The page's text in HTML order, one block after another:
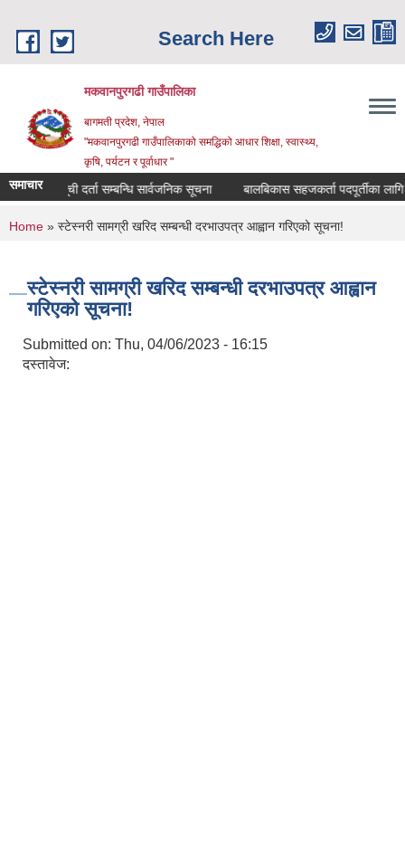
Search Here
मकवानपुरगढी गाउँपालिका
बागमती प्रदेश, नेपाल
"मकवानपुरगढी गाउँपालिकाको समद्धिको आधार शिक्षा, स्‍वास्‍थ्‍य,
कृषि, पर्यटन र पूर्वाधार "
समाचारसूची दर्ता सम्बन्धि सार्वजनिक सूचना बालबिकास सहजकर्ता पदपूर्तीका लागि
You are here
Home » स्टेस्नरी सामग्री खरिद सम्बन्धी दरभाउपत्र आह्वान गरिएको सूचना!
स्टेस्नरी सामग्री खरिद सम्बन्धी दरभाउपत्र आह्वान
गरिएको सूचना!
Submitted on: Thu, 04/06/2023 - 16:15
दस्तावेज: